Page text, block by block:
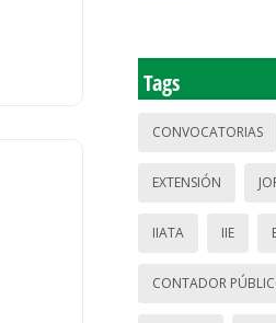
Tags
CONVOCATORIAS
EXTENSIÓN
IIATA IIE
CONTADOR